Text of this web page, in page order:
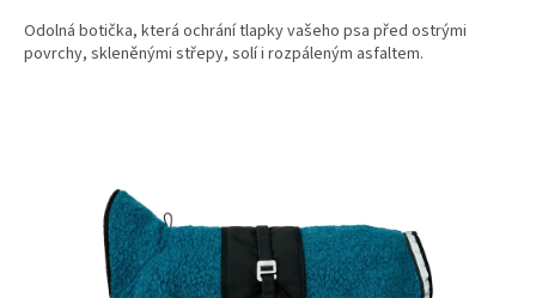
Odolná botička, která ochrání tlapky vašeho psa před ostrými
povrchy, skleněnými střepy, solí i rozpáleným asfaltem.